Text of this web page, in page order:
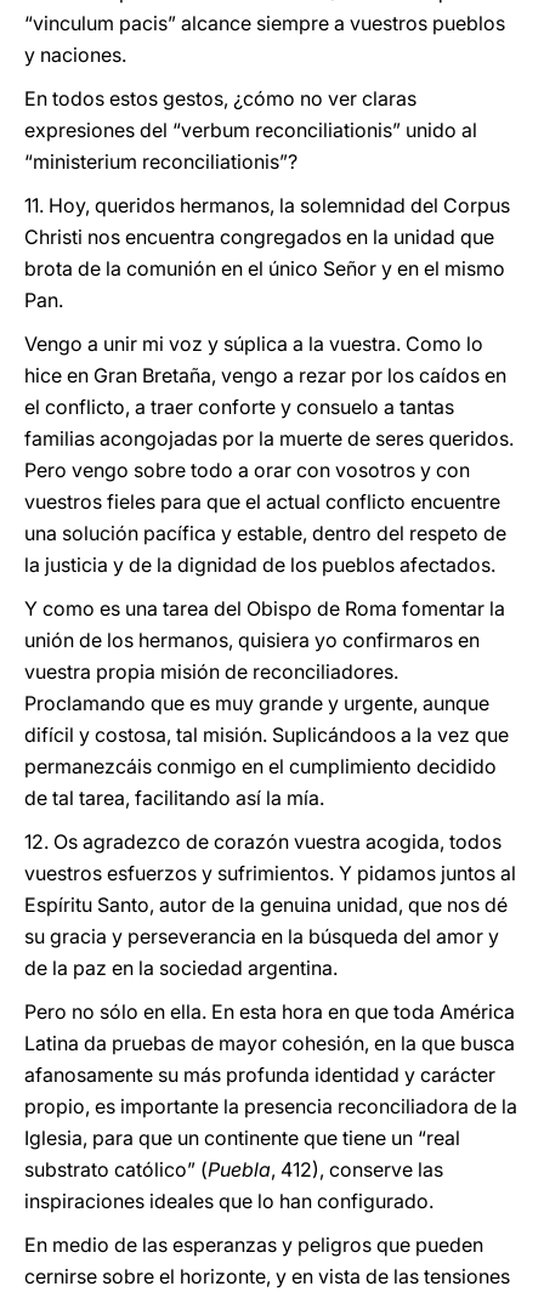
“vinculum pacis” alcance siempre a vuestros pueblos
y naciones.
En todos estos gestos, ¿cómo no ver claras
expresiones del “verbum reconciliationis” unido al
“ministerium reconciliationis”?
11. Hoy, queridos hermanos, la solemnidad del Corpus
Christi nos encuentra congregados en la unidad que
brota de la comunión en el único Señor y en el mismo
Pan.
Vengo a unir mi voz y súplica a la vuestra. Como lo
hice en Gran Bretaña, vengo a rezar por los caídos en
el conflicto, a traer conforte y consuelo a tantas
familias acongojadas por la muerte de seres queridos.
Pero vengo sobre todo a orar con vosotros y con
vuestros fieles para que el actual conflicto encuentre
una solución pacífica y estable, dentro del respeto de
la justicia y de la dignidad de los pueblos afectados.
Y como es una tarea del Obispo de Roma fomentar la
unión de los hermanos, quisiera yo confirmaros en
vuestra propia misión de reconciliadores.
Proclamando que es muy grande y urgente, aunque
difícil y costosa, tal misión. Suplicándoos a la vez que
permanezcáis conmigo en el cumplimiento decidido
de tal tarea, facilitando así la mía.
12. Os agradezco de corazón vuestra acogida, todos
vuestros esfuerzos y sufrimientos. Y pidamos juntos al
Espíritu Santo, autor de la genuina unidad, que nos dé
su gracia y perseverancia en la búsqueda del amor y
de la paz en la sociedad argentina.
Pero no sólo en ella. En esta hora en que toda América
Latina da pruebas de mayor cohesión, en la que busca
afanosamente su más profunda identidad y carácter
propio, es importante la presencia reconciliadora de la
Iglesia, para que un continente que tiene un “real
substrato católico” (Puebla, 412), conserve las
inspiraciones ideales que lo han configurado.
En medio de las esperanzas y peligros que pueden
cernirse sobre el horizonte, y en vista de las tensiones